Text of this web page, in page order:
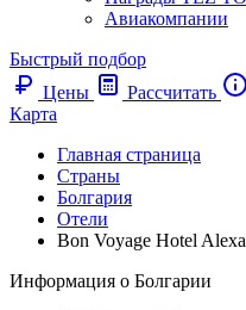
Авиакомпании
Быстрый подбор
Цены
Рассчитать
Карта
Главная страница
Cтраны
Болгария
Отели
Bon Voyage Hotel
Информация о Болгарии